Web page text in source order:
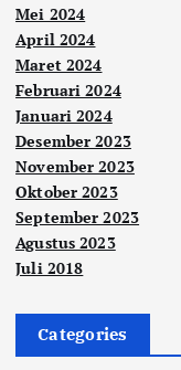
Mei 2024
April 2024
Maret 2024
Februari 2024
Januari 2024
Desember 2023
November 2023
Oktober 2023
September 2023
Agustus 2023
Juli 2018
Categories